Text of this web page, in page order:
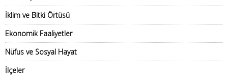
İklim ve Bitki Örtüsü
Ekonomik Faaliyetler
Nüfus ve Sosyal Hayat
İlçeler